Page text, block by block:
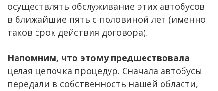
осуществлять обслуживание этих автобусов
в ближайшие пять с половиной лет (именно
таков срок действия договора).
Напомним, что этому предшествовала
целая цепочка процедур. Сначала автобусы
передали в собственность нашей области,